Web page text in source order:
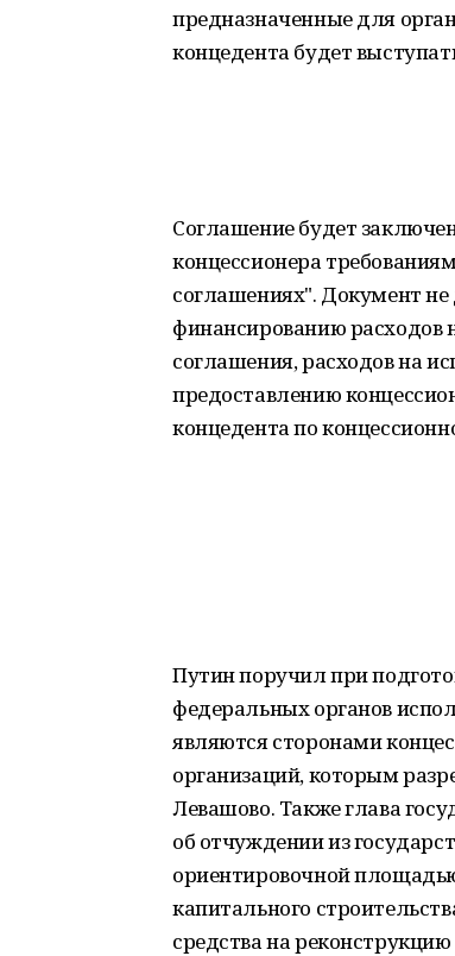
предназначенные для
концедента будет
Соглашение будет
концессионера
соглашениях". Документ не
финансированию расходов
соглашения, расходов на
предоставлению
концедента по
Путин поручил при
федеральных органов
являются сторонами
организаций, которым
Левашово. Также глава
об отчуждении из
ориентировочной
капитального
средства на